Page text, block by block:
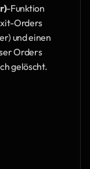
-Funktion
Orders
und einen
Orders
gelöscht.